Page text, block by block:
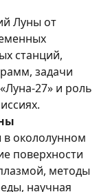
Луны от
станций,
задачи
27» и роль
в окололунном
поверхности
методы
научная